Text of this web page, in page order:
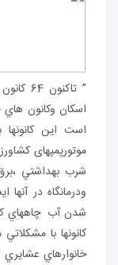
”
اسكان وكانون
است اين
موتورپمپهای
شرب بهداشتي
ودرمانگاه در
شدن آب چاههاي
كانونها با
خانوارهاي عشايري